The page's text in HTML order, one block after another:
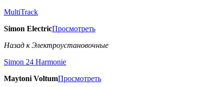
MultiTrack
Simon ElectricПросмотреть
Назад к Электроустановочные
Simon 24 Harmonie
Maytoni VoltumПросмотреть